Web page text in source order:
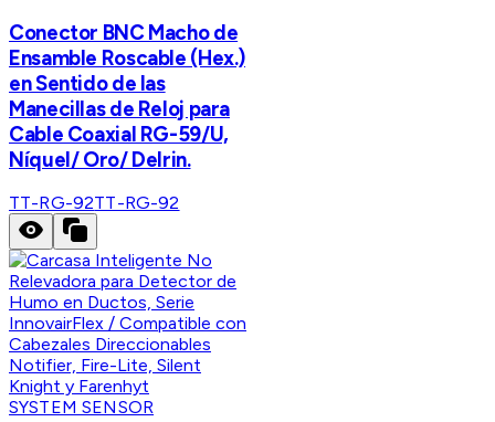
Conector BNC Macho de
Ensamble Roscable (Hex.)
en Sentido de las
Manecillas de Reloj para
Cable Coaxial RG-59/U,
Níquel/ Oro/ Delrin.
TT-RG-92TT-RG-92
SYSTEM SENSOR